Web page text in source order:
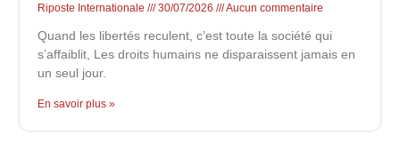
Riposte Internationale 30/07/2026 Aucun commentaire
Quand les libertés reculent, c’est toute la société qui
s’affaiblit, Les droits humains ne disparaissent jamais en
un seul jour.
En savoir plus »